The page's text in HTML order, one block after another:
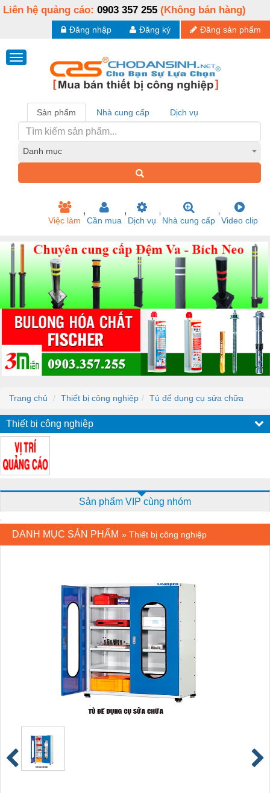
Liên hệ quảng cáo: 0903 357 255 (Không bán hàng)
Đăng sản phẩm
Đăng ký
Đăng nhập
Sản phẩm Nhà cung cấp Dịch vụ
Danh mục
Việc làm Cần mua Dịch vụ Nhà cung cấp Video clip
Trang chủ Thiết bị công nghiệp Tủ để dụng cụ sửa chữa
Thiết bị công nghiệp
Sản phẩm VIP cùng nhóm
DANH MỤC SẢN PHẨM » Thiết bị công nghiệp